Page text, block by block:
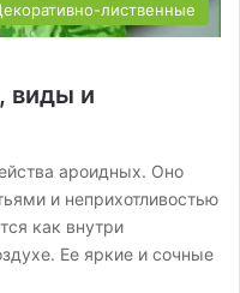
лиственные
виды и
ароидных. Оно
и неприхотливостью
как внутри
Ее яркие и сочные